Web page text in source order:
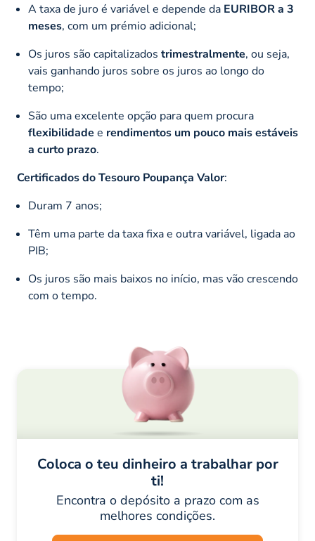
A taxa de juro é variável e depende da EURIBOR a 3
meses, com um prémio adicional;
Os juros são capitalizados trimestralmente, ou seja,
vais ganhando juros sobre os juros ao longo do
tempo;
São uma excelente opção para quem procura
flexibilidade e rendimentos um pouco mais estáveis
a curto prazo.
Certificados do Tesouro Poupança Valor:
Duram 7 anos;
Têm uma parte da taxa fixa e outra variável, ligada ao
PIB;
Os juros são mais baixos no início, mas vão crescendo
com o tempo.
Coloca o teu dinheiro a trabalhar por
ti!
Encontra o depósito a prazo com as
melhores condições.